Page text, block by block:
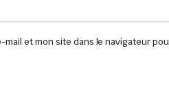
mail et mon site dans le navigateur